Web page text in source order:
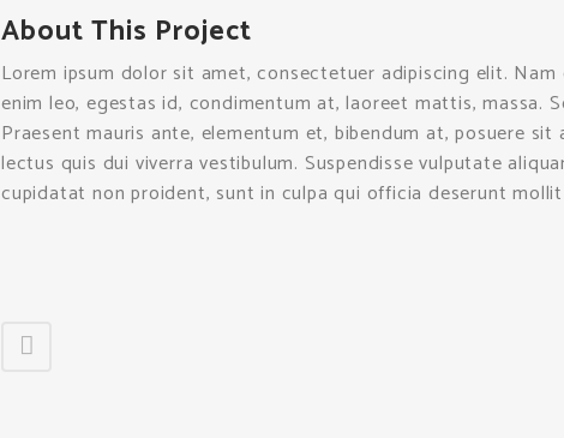
About This Project
Lorem ipsum dolor sit amet, consectetuer adipiscing elit. Nam
enim leo, egestas id, condimentum at, laoreet mattis, massa.
Praesent mauris ante, elementum et, bibendum at, posuere
lectus quis dui viverra vestibulum. Suspendisse vulputate
cupidatat non proident, sunt in culpa qui officia deserunt